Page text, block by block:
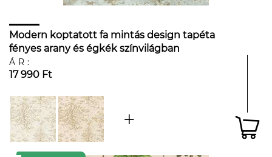
Modern koptatott fa mintás design tapéta
fényes arany és égkék színvilágban
ÁR:
17 990 Ft